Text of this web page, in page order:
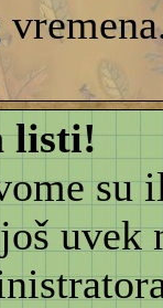
listi!
uvek